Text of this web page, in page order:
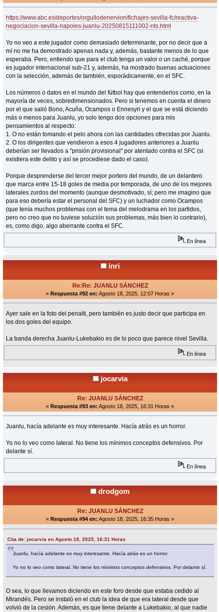
https://www.abc.es/deportes/orgullodenervion/fichajes-sevilla-fc/reactiva-
negociacion-sevilla-napoles-juanlu-20250815111002-nts.html
Yo no veo a este jugador como demasiado determinante, por no decir que a
mí no me ha demostrado apenas nada y, además, bastante menos de lo que
esperaba. Pero, entiendo que para el club tenga un valor o un caché, porque
es jugador internacional sub-21 y, además, ha mostrado buenas actuaciones
con la selección, además de también, esporádicamente, en el SFC.
Los números o datos en el mundo del fútbol hay que entenderlos como, en la
mayoría de veces, sobredimensionados. Pero si tenemos en cuenta el dinero
por el que salió Bono, Acuña, Ocampos o Ennesyri y el que se está diciendo
más o menos para Juanlu, yo solo tengo dos opciones para mis
pensamientos al respecto:
1. O no están tomando el pelo ahora con las cantidades ofrecidas por Juanlu.
2. O los dirigentes que vendieron a esos 4 jugadores anteriores a Juanlu
deberían ser llevados a "prisión provisional" por atentado contra el SFC (si
existiera este delito y así se procediese dado el caso).
Porque desprenderse del tercer mejor portero del mundo, de un delantero
que marca entre 15-18 goles de media por temporada, de uno de los mejores
laterales zurdos del momento (aunque desmotivado, sí; pero me imagino que
para eso debería estar el personal del SFC) y un luchador como Ocampos
(que tenía muchos problemas con el tema del melodrama en los partidos,
pero no creo que no tuviese solución sus problemas, más bien lo contrario),
es, como digo, algo aberrante contra el SFC.
En línea
inri
Re:Re: JUANLU SÁNCHEZ
« Respuesta #92 en: Agosto 18, 2025, 12:07 Horas »
Ayer sale en la foto del penalti, pero también es justo decir que participa en
los dos goles del equipo.
La banda derecha Juanlu-Lukebakio es de lo poco que parece nivel Sevilla.
En línea
jocarvia
Re: JUANLU SÁNCHEZ
« Respuesta #93 en: Agosto 18, 2025, 16:31 Horas »
Juanlu, hacía adelante es muy interesante. Hacía atrás es un horror.
Yo no lo veo como lateral. No tiene los mínimos conceptos defensivos. Por
delante sí.
En línea
drodgom
Re: JUANLU SÁNCHEZ
« Respuesta #94 en: Agosto 18, 2025, 16:35 Horas »
Cita de: jocarvia en Agosto 18, 2025, 16:31 Horas
Juanlu, hacía adelante es muy interesante. Hacía atrás es un horror.
Yo no lo veo como lateral. No tiene los mínimos conceptos defensivos. Por delante sí.
O sea, lo que llevamos diciendo en este foro desde que estaba cedido al
Mirandés. Pero se instaló en el club la idea de que era lateral desde que
volvió de la cesión. Además, es que tiene delante a Lukebakio, al que nadie